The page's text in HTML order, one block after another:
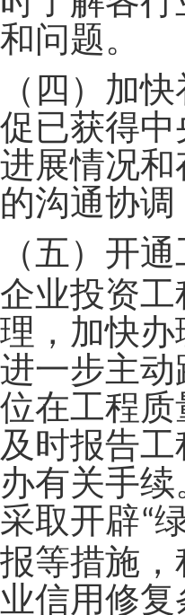
和问题。
（四）加
促已获得
进展情况
的沟通协
（五）开
企业投资
理，加快
进一步主
位在工程
及时报告
办有关手
采取开辟“
报等措施
业信用修复